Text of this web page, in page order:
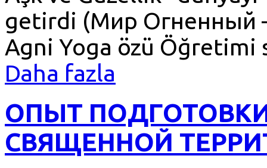
getirdi (Мир Огненный
Agni Yoga özü Öğretimi
Daha fazla
ОПЫТ
СВЯЩЕННОЙ